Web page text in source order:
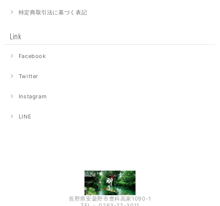
特定商取引法に基づく表記
Link
Facebook
Twitter
Instagram
LINE
長野県安曇野市豊科高家1090-1